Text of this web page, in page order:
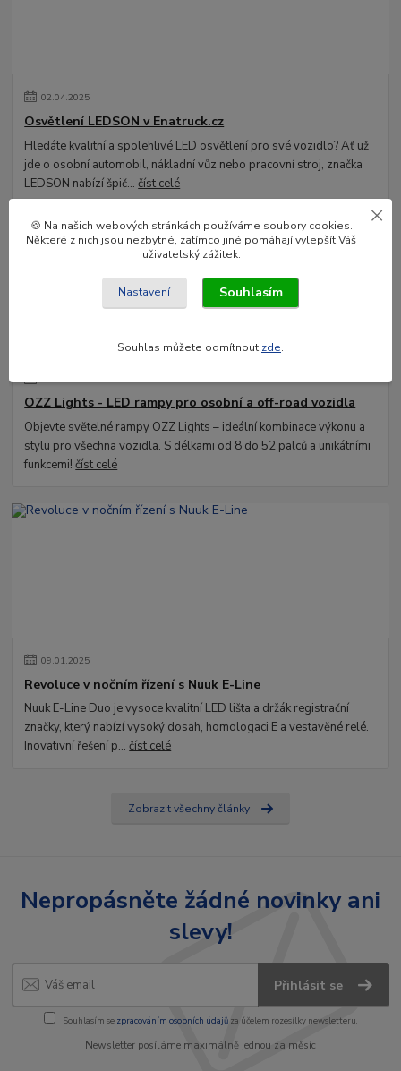
02.04.2025
Osvětlení LEDSON v Enatruck.cz
Hledáte kvalitní a spolehlivé LED osvětlení pro své vozidlo? Ať už
jde o osobní automobil, nákladní vůz nebo pracovní stroj, značka
LEDSON nabízí špič...číst celé
OZZ Lights - LED rampy pro osobní a off-road vozidla
Objevte světelné rampy OZZ Lights – ideální kombinace výkonu a
stylu pro všechna vozidla. S délkami od 8 do 52 palců a unikátními
funkcemi!číst celé
09.01.2025
Revoluce v nočním řízení s Nuuk E-Line
Nuuk E-Line Duo je vysoce kvalitní LED lišta a držák registrační
značky, který nabízí vysoký dosah, homologaci E a vestavěné relé.
Inovativní řešení p...číst celé
Zobrazit všechny články
Nepropásněte žádné novinky ani
slevy!
Přihlásit se
Souhlasím se zpracováním osobních údajůza účelem rozesílky newsletteru.
Newsletter posíláme maximálně jednou za měsíc
🍪 Na našich webových stránkách používáme soubory cookies.
Některé z nich jsou nezbytné, zatímco jiné pomáhají vylepšít Váš
uživatelský zážitek.
Nastavení Souhlasím
Souhlas můžete odmítnout zde.